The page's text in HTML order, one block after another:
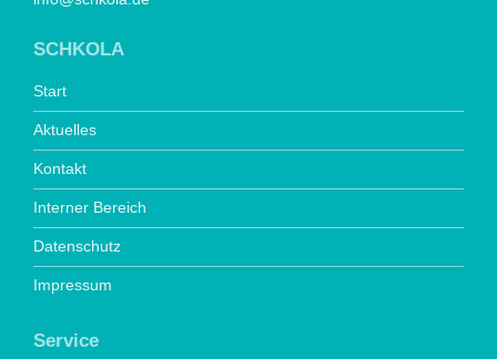
SCHKOLA
Start
Aktuelles
Kontakt
Interner Bereich
Datenschutz
Impressum
Service